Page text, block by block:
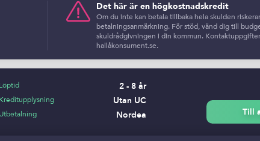
Det här är en högkostnadskredit
Om du inte kan betala tillbaka hela skulden
betalningsanmärkning. För stöd, vänd dig till
skuldrådgivningen i din kommun.
hallåkonsument.se.
Löptid 2 - 8 år
Kreditupplysning Utan UC
Utbetalning Nordea Till